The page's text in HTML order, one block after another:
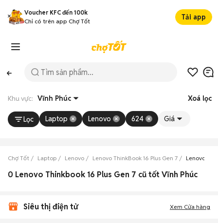
Voucher KFC đến 100k
Chỉ có trên app Chợ Tốt
Tải app
Khu vực: Vĩnh Phúc Xoá lọc
Lọc Laptop Lenovo 624 Giá
Chợ Tốt Laptop Lenovo Lenovo ThinkBook 16 Plus Gen 7 Lenovo
0 Lenovo Thinkbook 16 Plus Gen 7 cũ tốt Vĩnh Phúc
Siêu thị điện tử Xem Cửa hàng